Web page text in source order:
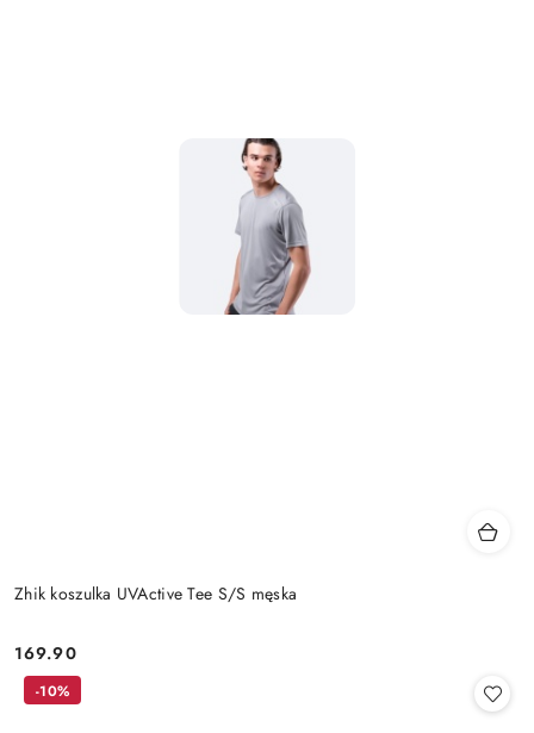
Zhik koszulka UVActive Tee S/S męska
Cena:
169.90
-10%